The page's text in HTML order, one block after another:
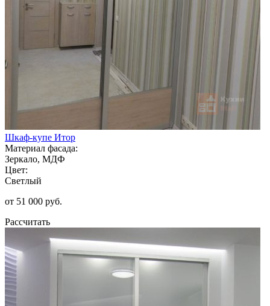
Шкаф-купе Итор
Материал фасада:
Зеркало, МДФ
Цвет:
Светлый
от 51 000 руб.
Рассчитать